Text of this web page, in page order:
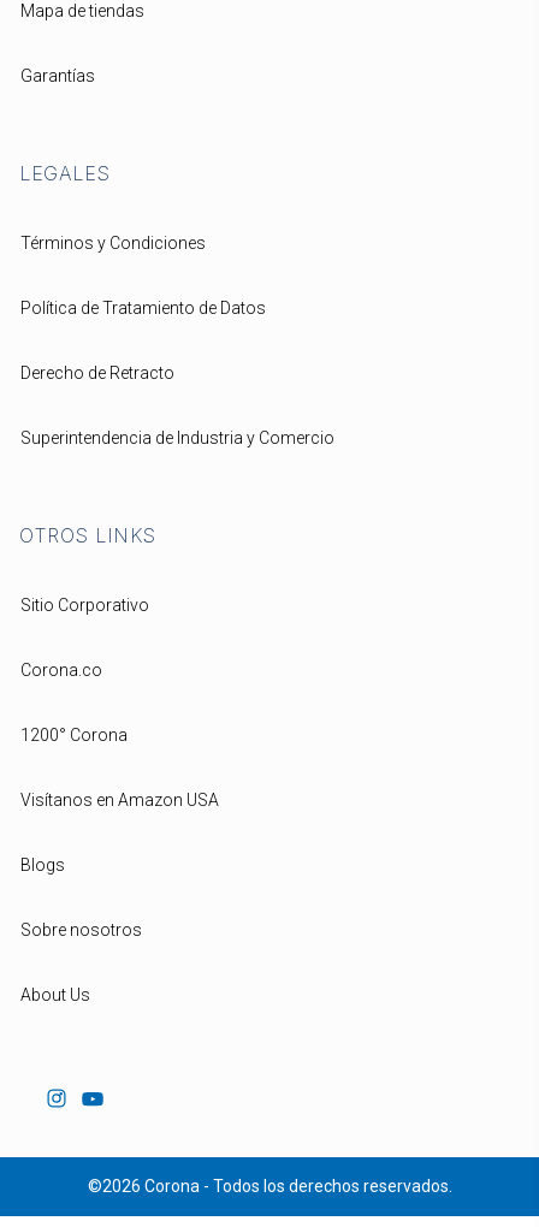
Mapa de tiendas
Garantías
LEGALES
Términos y Condiciones
Política de Tratamiento de Datos
Derecho de Retracto
Superintendencia de Industria y Comercio
OTROS LINKS
Sitio Corporativo
Corona.co
1200° Corona
Visítanos en Amazon USA
Blogs
Sobre nosotros
About Us
©2026 Corona - Todos los derechos reservados.